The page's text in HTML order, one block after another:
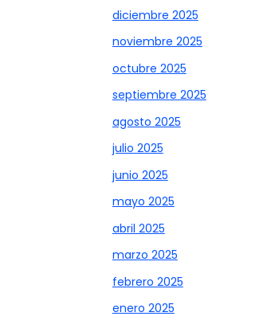
diciembre 2025
noviembre 2025
octubre 2025
septiembre 2025
agosto 2025
julio 2025
junio 2025
mayo 2025
abril 2025
marzo 2025
febrero 2025
enero 2025